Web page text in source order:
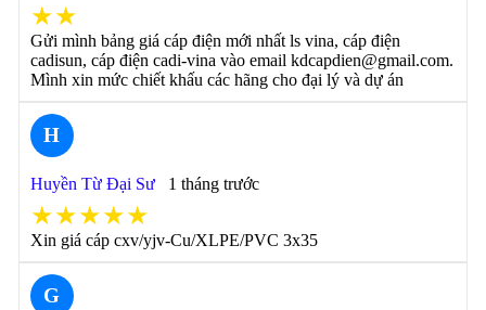
★★
Gửi mình bảng giá cáp điện mới nhất ls vina, cáp điện
cadisun, cáp điện cadi-vina vào email kdcapdien@gmail.com.
Mình xin mức chiết khấu các hãng cho đại lý và dự án
H
Huyền Từ Đại Sư 1 tháng trước
★★★★★
Xin giá cáp cxv/yjv-Cu/XLPE/PVC 3x35
G